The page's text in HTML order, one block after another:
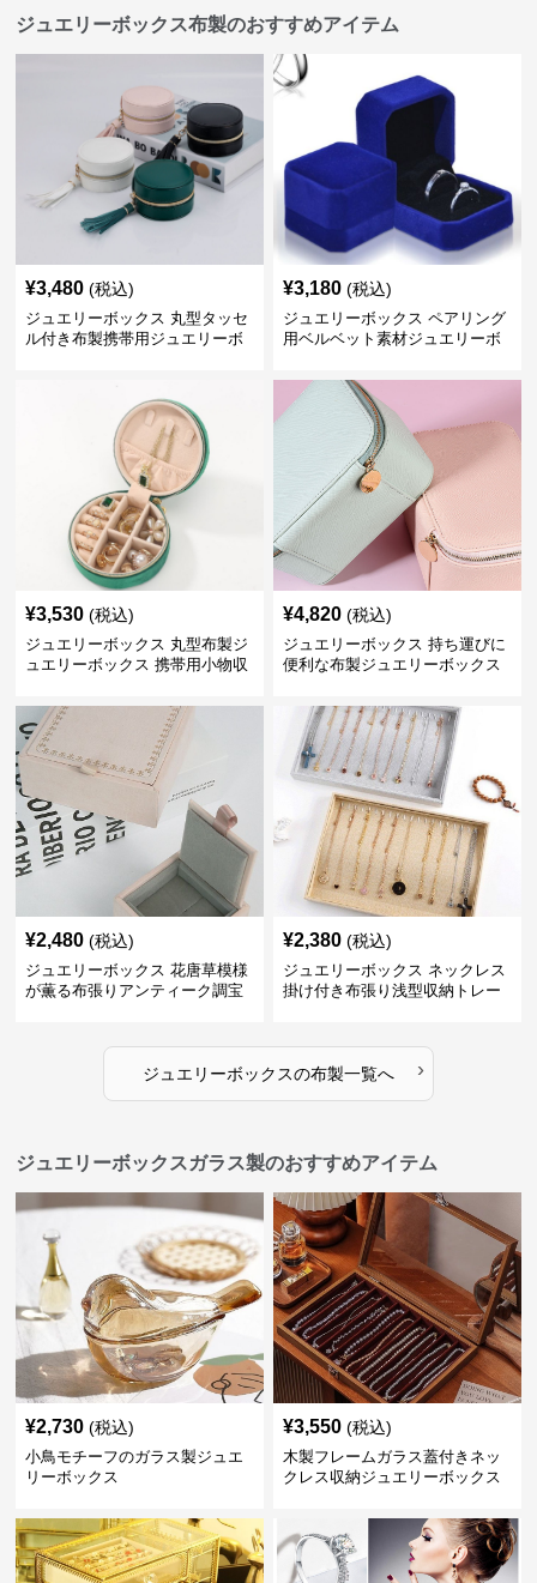
ジュエリーボックス布製のおすすめアイテム
¥3,480 (税込)
ジュエリーボックス 丸型タッセ
ル付き布製携帯用ジュエリーボ
¥3,180 (税込)
ジュエリーボックス ペアリング
用ベルベット素材ジュエリーボ
¥3,530 (税込)
ジュエリーボックス 丸型布製ジ
ュエリーボックス 携帯用小物収
¥4,820 (税込)
ジュエリーボックス 持ち運びに
便利な布製ジュエリーボックス
¥2,480 (税込)
ジュエリーボックス 花唐草模様
が薫る布張りアンティーク調宝
¥2,380 (税込)
ジュエリーボックス ネックレス
掛け付き布張り浅型収納トレー
ジュエリーボックスの布製一覧へ ›
ジュエリーボックスガラス製のおすすめアイテム
¥2,730 (税込)
小鳥モチーフのガラス製ジュエ
リーボックス
¥3,550 (税込)
木製フレームガラス蓋付きネッ
クレス収納ジュエリーボックス